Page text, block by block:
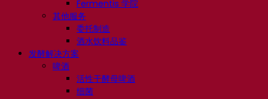
Fermentis 学院
其他服务
委托制造
酒水饮料品鉴
发酵解决方案
啤酒
活性干酵母啤酒
细菌